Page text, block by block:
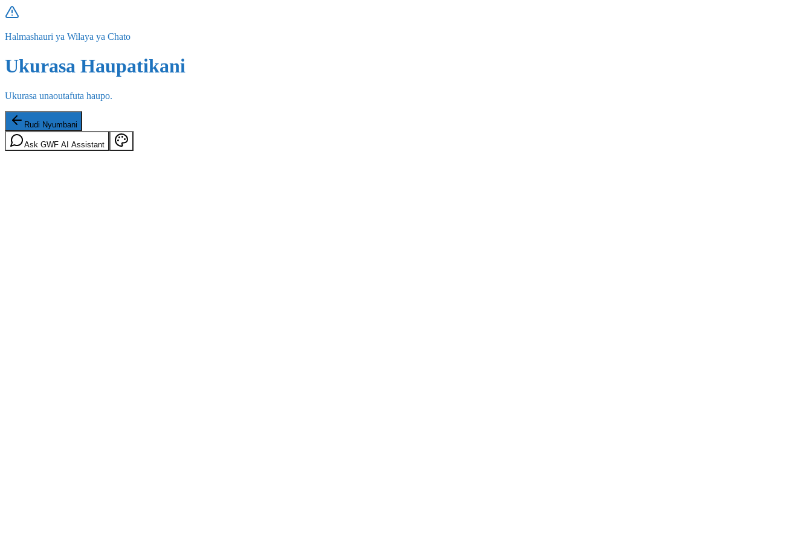
Halmashauri ya Wilaya ya Chato
Ukurasa Haupatikani
Ukurasa unaoutafuta haupo.
Rudi Nyumbani
Ask GWF AI Assistant